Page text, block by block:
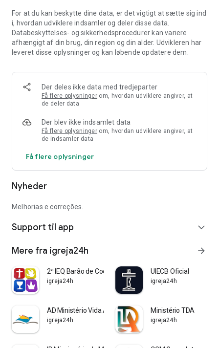
- Daglige vers
- Forslag
For at du kan beskytte dine data, er det vigtigt at sætte sig ind
i, hvordan udviklere indsamler og deler disse data.
Databeskyttelses- og sikkerhedsprocedurer kan variere
afhængigt af din brug, din region og din alder. Udvikleren har
leveret disse oplysninger og kan løbende opdatere dem.
Der deles ikke data med tredjeparter
Få flere oplysninger om, hvordan udviklere angiver, at
de deler data
Der blev ikke indsamlet data
Få flere oplysninger om, hvordan udviklere angiver, at
de indsamler data
Få flere oplysninger
Nyheder
Melhorias e correções.
Support til app expand_more
Mere fra igreja24h arrow_forward
2ª IEQ Barão de Cocais
igreja24h
UIECB Oficial
igreja24h
AD Ministério Vida Abundante
igreja24h
Ministério TDA
igreja24h